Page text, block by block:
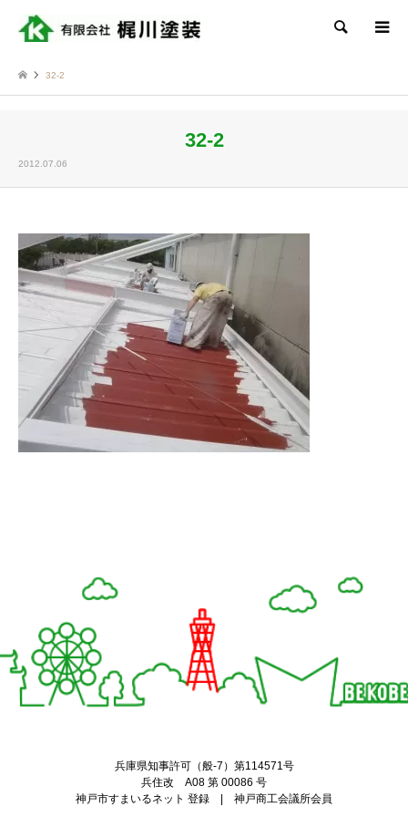
検索
32-2
32-2
2012.07.06
兵庫県知事許可（般-7）第114571号
兵住改 A08 第 00086 号
神戸市すまいるネット 登録 | 神戸商工会議所会員